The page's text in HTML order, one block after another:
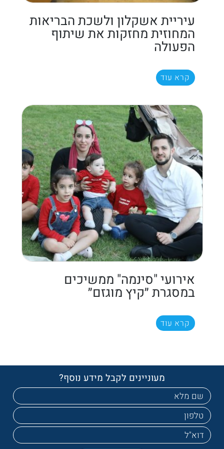
עיריית אשקלון ולשכת הבריאות
המחוזית מחזקות את שיתוף
הפעולה
קרא עוד
אירועי "סינמה" ממשיכים
במסגרת ״קיץ מוגזם״
קרא עוד
מעוניינים לקבל מידע נוסף?